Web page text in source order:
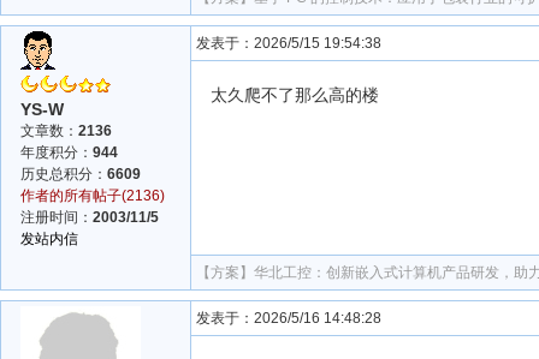
YS-W
文章数： 2136
年度积分： 944
历史总积分： 6609
作者的所有帖子(2136)
注册时间： 2003/11/5
发站内信
发表于：2026/5/15 19:54:38
太久爬不了那么高的楼
【方案】 华北工控：创新嵌入式计算机产品研发，助
发表于：2026/5/16 14:48:28